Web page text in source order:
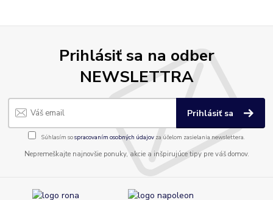
Prihlásiť sa na odber
NEWSLETTRA
Prihlásiť sa
Súhlasím sospracovaním osobných údajov za účelom zasielania newslettera.
Nepremeškajte najnovšie ponuky, akcie a inšpirujúce tipy pre váš domov.